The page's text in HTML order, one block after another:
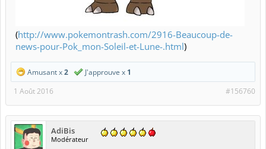
(http://www.pokemontrash.com/2916-Beaucoup-de-
news-pour-Pok_mon-Soleil-et-Lune-.html)
Amusant x2 J'approuve x 1
#156760
1 Août 2016
AdiBis
Modérateur